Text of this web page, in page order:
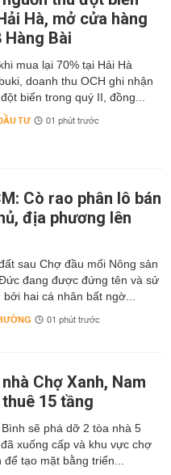
Hà, mở cửa hàng
Bài
mua lại 70% tại Hải Hà
doanh thu OCH ghi nhận
biến trong quý II, đồng...
TƯ 01 phút trước
Cò rao phân lô bán
địa phương lên
sau Chợ đầu mối Nông sản
đang được đứng tên và sử
bởi hai cá nhân bất ngờ...
01 phút trước
Chợ Xanh, Nam
15 tầng
Bình sẽ phá dỡ 2 tòa nhà 5
xuống cấp và khu vực chợ
để tạo mặt bằng triển...